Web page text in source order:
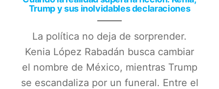
Trump y sus inolvidables declaraciones
La política no deja de sorprender.
Kenia López Rabadán busca cambiar
el nombre de México, mientras Trump
se escandaliza por un funeral. Entre el